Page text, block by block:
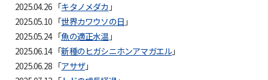
2025.04.26 「キタノメダカ 」
2025.05.10 「世界カワウソの日 」
2025.05.24 「魚の適正水温 」
2025.06.14 「新種のヒガシニホンアマガエル」
2025.06.28 「アサザ」